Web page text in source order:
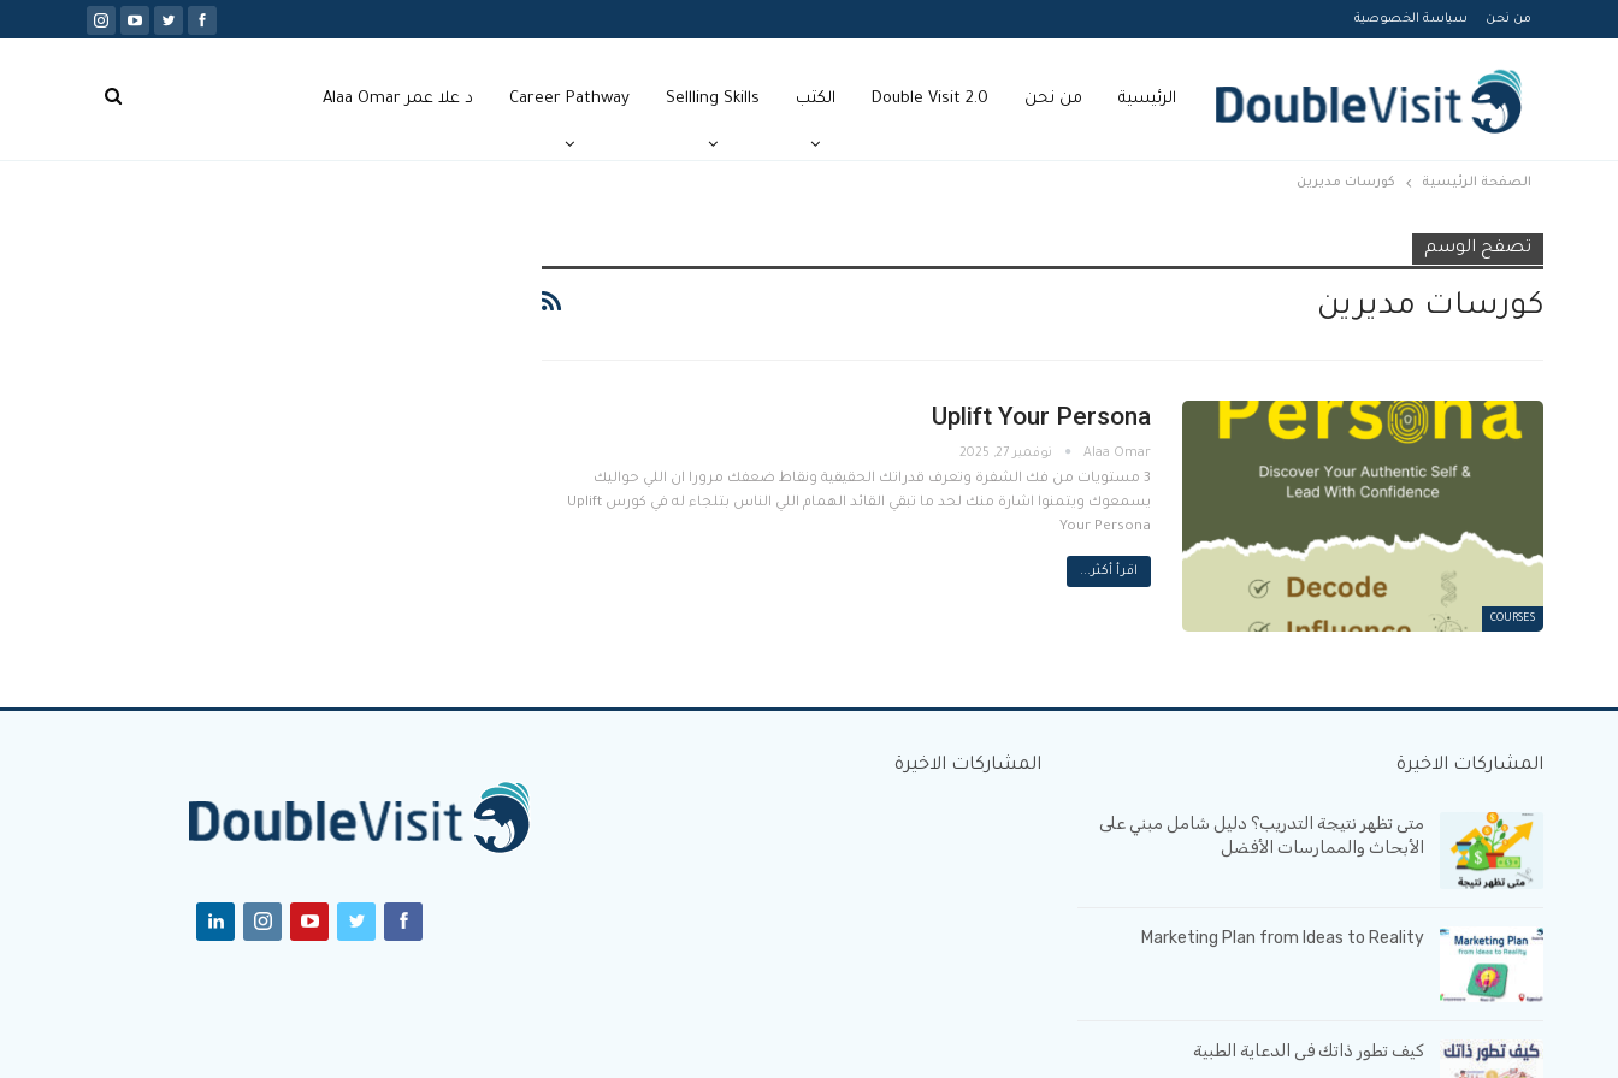
من نحن سياسة الخصوصية
الرئيسية من نحن Double Visit 2.0 الكتب Sellling Skills
Career Pathway د علا عمر Alaa Omar
الصفحة الرئيسية كورسات مديرين
تصفح الوسم
كورسات مديرين
COURSES
Uplift Your Persona
نوفمبر 27, 2025
3 مستويات من فك الشفرة وتعرف قدراتك الحقيقية ونقاط ضعفك مرورا ان اللي حواليك
يسمعوك ويتمنوا اشارة منك لحد ما تبقي القائد الهمام اللي الناس بتلجاء له في كورس Uplift
Your Persona
اقرأ أكثر...
المشاركات الاخيرة
متى تظهر نتيجة التدريب؟ دليل شامل مبني على
الأبحاث والممارسات الأفضل
Marketing Plan from Ideas to Reality
كيف تطور ذاتك فى الدعاية الطبية
المشاركات الاخيرة